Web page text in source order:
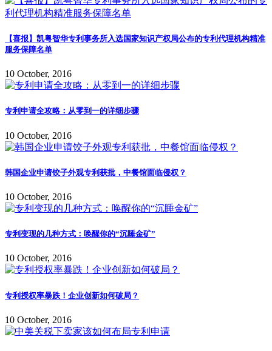
【喜报】凯粤智华专利事务所入选国家知识产权局公布的专利代理机构精准
服务保障名单
10 October, 2016
专利申请全攻略：从零到一的详细步骤
10 October, 2016
韩国企业申请饺子外观专利获批，中餐馆面临侵权？
10 October, 2016
专利变现的几种方式：唤醒你的“沉睡金矿”
10 October, 2016
专利授权率暴跌！企业创新如何破局？
10 October, 2016